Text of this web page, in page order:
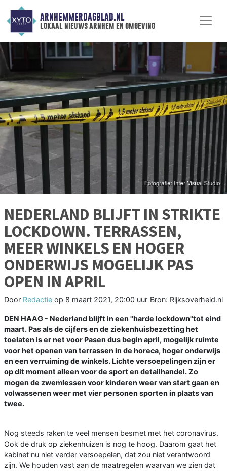
ARNHEMMERDAGBLAD.NL
lokaal nieuws arnhem en omgeving
NEDERLAND BLIJFT IN STRIKTE
LOCKDOWN. TERRASSEN,
MEER WINKELS EN HOGER
ONDERWIJS MOGELIJK PAS
OPEN IN APRIL
Door Redactie op 8 maart 2021, 20:00 uur Bron: Rijksoverheid.nl
DEN HAAG - Nederland blijft in een "harde lockdown"tot eind
maart. Pas als de cijfers en de ziekenhuisbezetting het
toelaten is er net voor Pasen dus begin april, mogelijk ruimte
voor het openen van terrassen in de horeca, hoger onderwijs
en een verruiming de winkels. Lichte versoepelingen zijn er
op dit moment alleen voor de sport en detailhandel. Zo
mogen de zwemlessen voor kinderen weer van start gaan en
volwassenen weer met vier personen sporten in plaats van
twee.
Nog steeds raken te veel mensen besmet met het coronavirus.
Ook de druk op ziekenhuizen is nog te hoog. Daarom gaat het
kabinet nu niet verder versoepelen, dat zou niet verantwoord
zijn. We houden vast aan de maatregelen waarvan we zien dat